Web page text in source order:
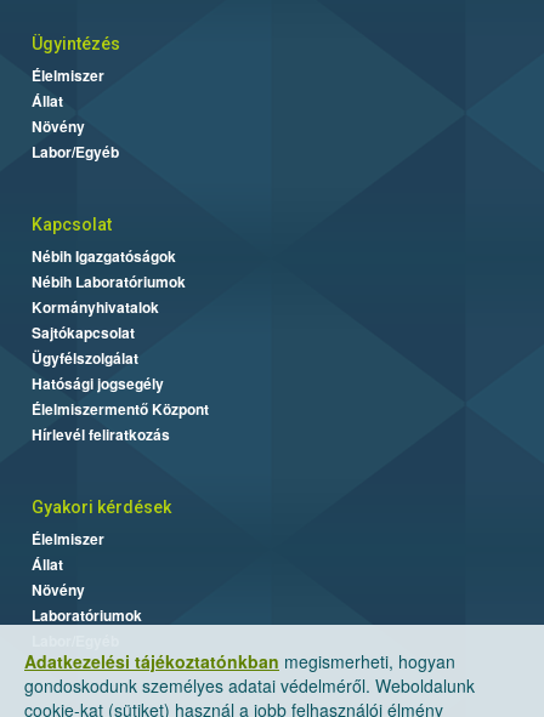
Adatkezelési tájékoztatónkban megismerheti, hogyan
gondoskodunk személyes adatai védelméről. Weboldalunk
cookie-kat (sütiket) használ a jobb felhasználói élmény
Ügyintézés
Élelmiszer
Állat
Növény
Labor/Egyéb
Kapcsolat
Nébih Igazgatóságok
Nébih Laboratóriumok
Kormányhivatalok
Sajtókapcsolat
Ügyfélszolgálat
Hatósági jogsegély
Élelmiszermentő Központ
Hírlevél feliratkozás
Gyakori kérdések
Élelmiszer
Állat
Növény
Laboratóriumok